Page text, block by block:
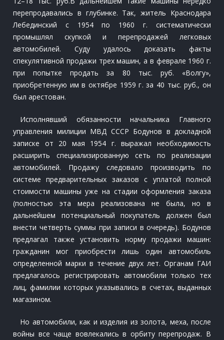
перепродавались в глубинке. Так, житель Краснодара
Лебединский с 1954 по 1960 г. систематически
промышлял скупкой и перепродажей легковых
автомобилей. Суду удалось доказать факты
спекулятивной продажи трех машин, а в феврале 1960 г.
при попытке продать за 80 тыс. руб. «Волгу»,
приобретенную им в октябре 1959 г. за 40 тыс. руб., он
был арестован.
Исполнявший обязанности начальника Главного
управления милиции МВД СССР Бодунов в докладной
записке от 20 мая 1954 г. выражал необходимость
расширить специализированную сеть по реализации
автомобилей. Продажу следовало производить по
системе предварительных заказов с уплатой полной
стоимости машины уже на стадии оформления заказа
(полностью эта мера реализована не была, но в
дальнейшем потенциальный покупатель должен был
внести четверть суммы при записи в очередь). Бодунов
предлагал также установить норму продажи машин:
гражданин мог приобрести лишь один автомобиль
определенной марки в течение двух лет. Органам ГАИ
предлагалось регистрировать автомобили только тех
лиц, фамилии которых указывались в счетах, выданных
магазином.
Но автомобили, как и изделия из золота, меха, после
войны все чаще вовлекались в орбиту перепродаж. В